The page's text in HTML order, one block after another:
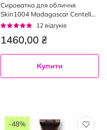
Cироватка для обличчя
Skin1004 Madagascar Centella
Probio-Cica Intensive Ampoule з
пробіотиками 95 мл
Рейтинг:
12 відгуків
1460,00 ₴
Купити
-48%